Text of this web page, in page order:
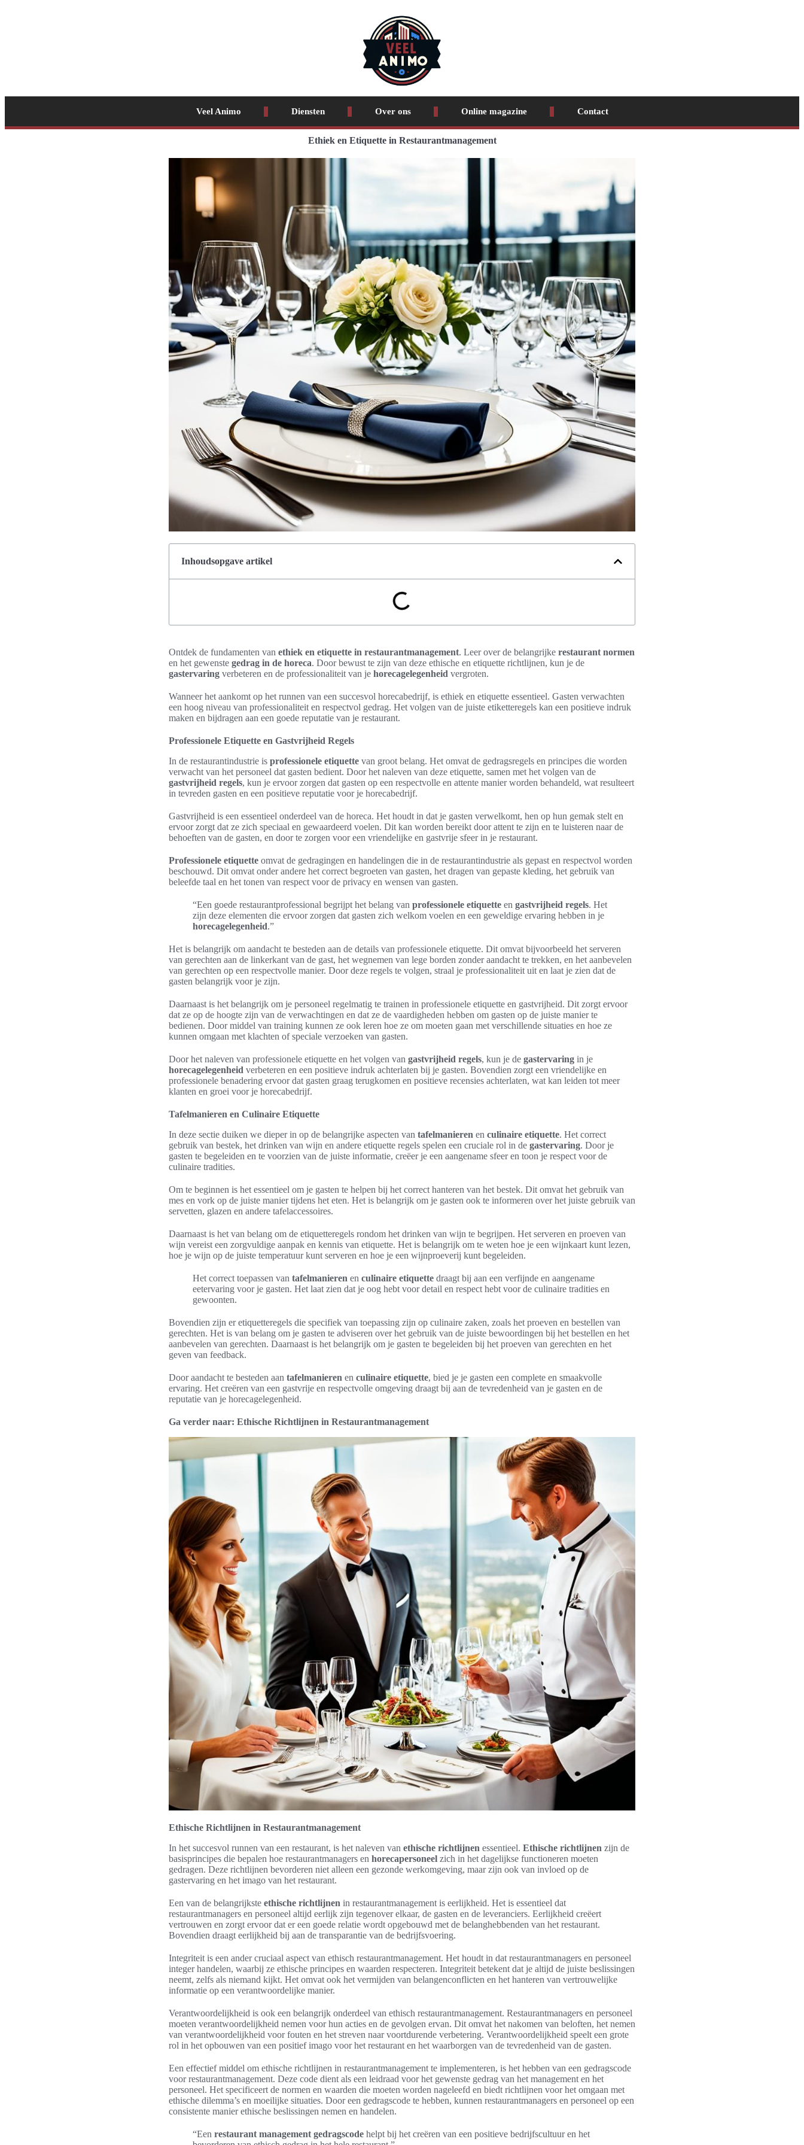
Veel Animo Diensten Over ons Online magazine Contact
Ethiek en Etiquette in Restaurantmanagement
Inhoudsopgave artikel
Ontdek de fundamenten van ethiek en etiquette in restaurantmanagement. Leer over de belangrijke restaurant normen
en het gewenste gedrag in de horeca. Door bewust te zijn van deze ethische en etiquette richtlijnen, kun je de
gastervaring verbeteren en de professionaliteit van je horecagelegenheid vergroten.
Wanneer het aankomt op het runnen van een succesvol horecabedrijf, is ethiek en etiquette essentieel. Gasten verwachten
een hoog niveau van professionaliteit en respectvol gedrag. Het volgen van de juiste etiketteregels kan een positieve indruk
maken en bijdragen aan een goede reputatie van je restaurant.
Professionele Etiquette en Gastvrijheid Regels
In de restaurantindustrie is professionele etiquette van groot belang. Het omvat de gedragsregels en principes die worden
verwacht van het personeel dat gasten bedient. Door het naleven van deze etiquette, samen met het volgen van de
gastvrijheid regels, kun je ervoor zorgen dat gasten op een respectvolle en attente manier worden behandeld, wat resulteert
in tevreden gasten en een positieve reputatie voor je horecabedrijf.
Gastvrijheid is een essentieel onderdeel van de horeca. Het houdt in dat je gasten verwelkomt, hen op hun gemak stelt en
ervoor zorgt dat ze zich speciaal en gewaardeerd voelen. Dit kan worden bereikt door attent te zijn en te luisteren naar de
behoeften van de gasten, en door te zorgen voor een vriendelijke en gastvrije sfeer in je restaurant.
Professionele etiquette omvat de gedragingen en handelingen die in de restaurantindustrie als gepast en respectvol worden
beschouwd. Dit omvat onder andere het correct begroeten van gasten, het dragen van gepaste kleding, het gebruik van
beleefde taal en het tonen van respect voor de privacy en wensen van gasten.
“Een goede restaurantprofessional begrijpt het belang van professionele etiquette en gastvrijheid regels. Het
zijn deze elementen die ervoor zorgen dat gasten zich welkom voelen en een geweldige ervaring hebben in je
horecagelegenheid.”
Het is belangrijk om aandacht te besteden aan de details van professionele etiquette. Dit omvat bijvoorbeeld het serveren
van gerechten aan de linkerkant van de gast, het wegnemen van lege borden zonder aandacht te trekken, en het aanbevelen
van gerechten op een respectvolle manier. Door deze regels te volgen, straal je professionaliteit uit en laat je zien dat de
gasten belangrijk voor je zijn.
Daarnaast is het belangrijk om je personeel regelmatig te trainen in professionele etiquette en gastvrijheid. Dit zorgt ervoor
dat ze op de hoogte zijn van de verwachtingen en dat ze de vaardigheden hebben om gasten op de juiste manier te
bedienen. Door middel van training kunnen ze ook leren hoe ze om moeten gaan met verschillende situaties en hoe ze
kunnen omgaan met klachten of speciale verzoeken van gasten.
Door het naleven van professionele etiquette en het volgen van gastvrijheid regels, kun je de gastervaring in je
horecagelegenheid verbeteren en een positieve indruk achterlaten bij je gasten. Bovendien zorgt een vriendelijke en
professionele benadering ervoor dat gasten graag terugkomen en positieve recensies achterlaten, wat kan leiden tot meer
klanten en groei voor je horecabedrijf.
Tafelmanieren en Culinaire Etiquette
In deze sectie duiken we dieper in op de belangrijke aspecten van tafelmanieren en culinaire etiquette. Het correct
gebruik van bestek, het drinken van wijn en andere etiquette regels spelen een cruciale rol in de gastervaring. Door je
gasten te begeleiden en te voorzien van de juiste informatie, creëer je een aangename sfeer en toon je respect voor de
culinaire tradities.
Om te beginnen is het essentieel om je gasten te helpen bij het correct hanteren van het bestek. Dit omvat het gebruik van
mes en vork op de juiste manier tijdens het eten. Het is belangrijk om je gasten ook te informeren over het juiste gebruik van
servetten, glazen en andere tafelaccessoires.
Daarnaast is het van belang om de etiquetteregels rondom het drinken van wijn te begrijpen. Het serveren en proeven van
wijn vereist een zorgvuldige aanpak en kennis van etiquette. Het is belangrijk om te weten hoe je een wijnkaart kunt lezen,
hoe je wijn op de juiste temperatuur kunt serveren en hoe je een wijnproeverij kunt begeleiden.
Het correct toepassen van tafelmanieren en culinaire etiquette draagt bij aan een verfijnde en aangename
eetervaring voor je gasten. Het laat zien dat je oog hebt voor detail en respect hebt voor de culinaire tradities en
gewoonten.
Bovendien zijn er etiquetteregels die specifiek van toepassing zijn op culinaire zaken, zoals het proeven en bestellen van
gerechten. Het is van belang om je gasten te adviseren over het gebruik van de juiste bewoordingen bij het bestellen en het
aanbevelen van gerechten. Daarnaast is het belangrijk om je gasten te begeleiden bij het proeven van gerechten en het
geven van feedback.
Door aandacht te besteden aan tafelmanieren en culinaire etiquette, bied je je gasten een complete en smaakvolle
ervaring. Het creëren van een gastvrije en respectvolle omgeving draagt bij aan de tevredenheid van je gasten en de
reputatie van je horecagelegenheid.
Ga verder naar: Ethische Richtlijnen in Restaurantmanagement
Ethische Richtlijnen in Restaurantmanagement
In het succesvol runnen van een restaurant, is het naleven van ethische richtlijnen essentieel. Ethische richtlijnen zijn de
basisprincipes die bepalen hoe restaurantmanagers en horecapersoneel zich in het dagelijkse functioneren moeten
gedragen. Deze richtlijnen bevorderen niet alleen een gezonde werkomgeving, maar zijn ook van invloed op de
gastervaring en het imago van het restaurant.
Een van de belangrijkste ethische richtlijnen in restaurantmanagement is eerlijkheid. Het is essentieel dat
restaurantmanagers en personeel altijd eerlijk zijn tegenover elkaar, de gasten en de leveranciers. Eerlijkheid creëert
vertrouwen en zorgt ervoor dat er een goede relatie wordt opgebouwd met de belanghebbenden van het restaurant.
Bovendien draagt eerlijkheid bij aan de transparantie van de bedrijfsvoering.
Integriteit is een ander cruciaal aspect van ethisch restaurantmanagement. Het houdt in dat restaurantmanagers en personeel
integer handelen, waarbij ze ethische principes en waarden respecteren. Integriteit betekent dat je altijd de juiste beslissingen
neemt, zelfs als niemand kijkt. Het omvat ook het vermijden van belangenconflicten en het hanteren van vertrouwelijke
informatie op een verantwoordelijke manier.
Verantwoordelijkheid is ook een belangrijk onderdeel van ethisch restaurantmanagement. Restaurantmanagers en personeel
moeten verantwoordelijkheid nemen voor hun acties en de gevolgen ervan. Dit omvat het nakomen van beloften, het nemen
van verantwoordelijkheid voor fouten en het streven naar voortdurende verbetering. Verantwoordelijkheid speelt een grote
rol in het opbouwen van een positief imago voor het restaurant en het waarborgen van de tevredenheid van de gasten.
Een effectief middel om ethische richtlijnen in restaurantmanagement te implementeren, is het hebben van een gedragscode
voor restaurantmanagement. Deze code dient als een leidraad voor het gewenste gedrag van het management en het
personeel. Het specificeert de normen en waarden die moeten worden nageleefd en biedt richtlijnen voor het omgaan met
ethische dilemma’s en moeilijke situaties. Door een gedragscode te hebben, kunnen restaurantmanagers en personeel op een
consistente manier ethische beslissingen nemen en handelen.
“Een restaurant management gedragscode helpt bij het creëren van een positieve bedrijfscultuur en het